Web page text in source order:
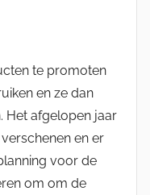
te promoten
en ze dan
Het afgelopen jaar
en er
voor de
om om de